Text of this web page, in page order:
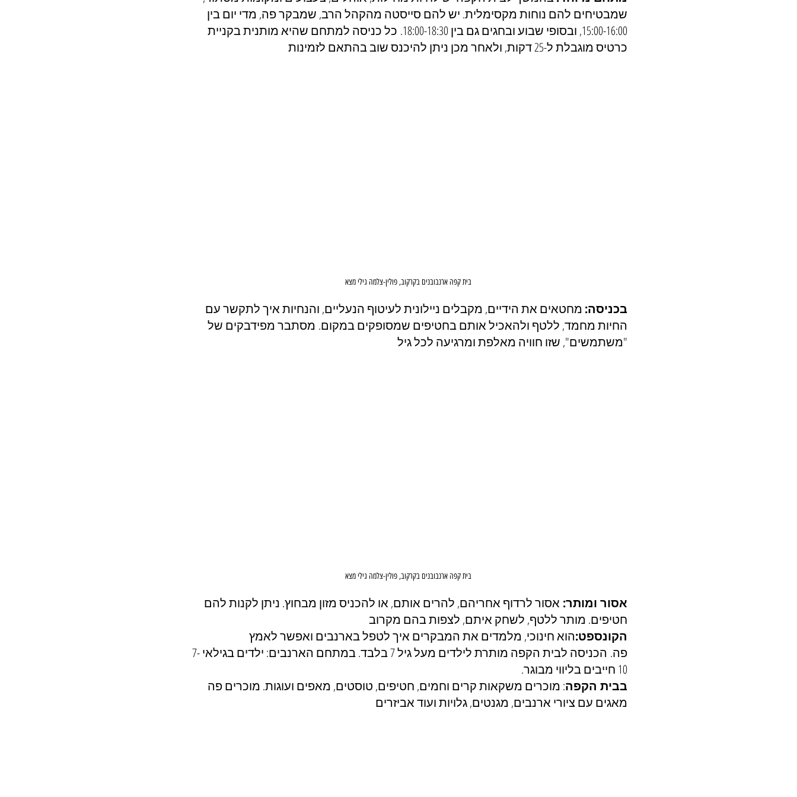
שמבטיחים להם נוחות מקסימלית. יש להם סייסטה מהקהל הרב, שמבקר פה, מדי יום בין
15:00-16:00, ובסופי שבוע ובחגים גם בין 18:00-18:30. כל כניסה למתחם שהיא מותנית בקניית
כרטיס מוגבלת ל-25 דקות, ולאחר מכן ניתן להיכנס שוב בהתאם לזמינות
בית קפה ארנבובנים בקרקוב, פולין-צלמה גילי מצא
בכניסה: מחטאים את הידיים, מקבלים ניילונית לעיטוף הנעליים, והנחיות איך לתקשר עם
החיות מחמד, ללטף ולהאכיל אותם בחטיפים שמסופקים במקום. מסתבר מפידבקים של
"משתמשים", שזו חוויה מאלפת ומרגיעה לכל גיל
בית קפה ארנבובנים בקרקוב, פולין-צלמה גילי מצא
אסור ומותר: אסור לרדוף אחריהם, להרים אותם, או להכניס מזון מבחוץ. ניתן לקנות להם
חטיפים. מותר ללטף, לשחק איתם, לצפות בהם מקרוב
הקונספט:הוא חינוכי, מלמדים את המבקרים איך לטפל בארנבים ואפשר לאמץ
פה. הכניסה לבית הקפה מותרת לילדים מעל גיל 7 בלבד. במתחם הארנבים: ילדים בגילאי 7-
10 חייבים בליווי מבוגר.
בבית הקפה: מוכרים משקאות קרים וחמים, חטיפים, טוסטים, מאפים ועוגות. מוכרים פה
מאגים עם ציורי ארנבים, מגנטים, גלויות ועוד אביזרים